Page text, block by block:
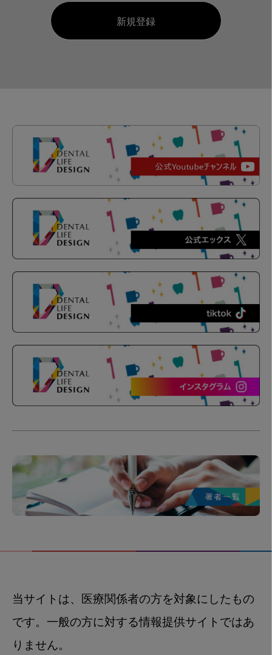
新規登録
当サイトは、医療関係者の方を対象にしたもの
です。一般の方に対する情報提供サイトではあ
りません。